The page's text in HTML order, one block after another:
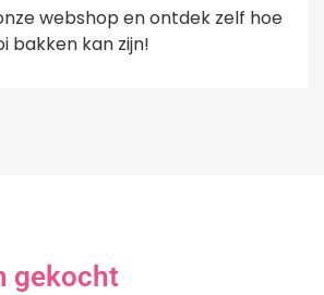
webshop en ontdek zelf hoe
bakken kan zijn!
gekocht